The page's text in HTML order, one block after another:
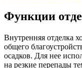
Функции
Внутренняя отделка
общего
осадков. Для нее
на резкие перепады